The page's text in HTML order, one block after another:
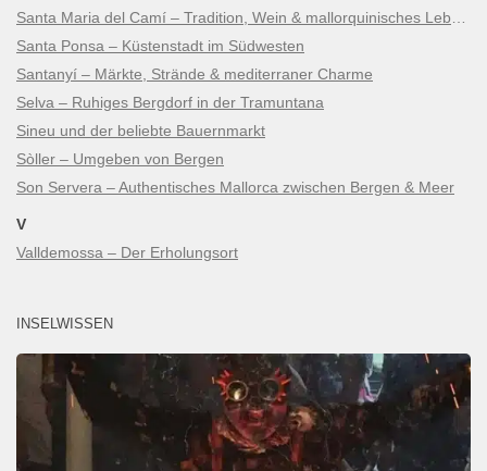
Santa Ponsa – Küstenstadt im Südwesten
Santanyí – Märkte, Strände & mediterraner Charme
Selva – Ruhiges Bergdorf in der Tramuntana
Sineu und der beliebte Bauernmarkt
Sòller – Umgeben von Bergen
Son Servera – Authentisches Mallorca zwischen Bergen & Meer
V
Valldemossa – Der Erholungsort
INSELWISSEN